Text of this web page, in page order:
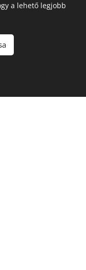
a lehető legjobb